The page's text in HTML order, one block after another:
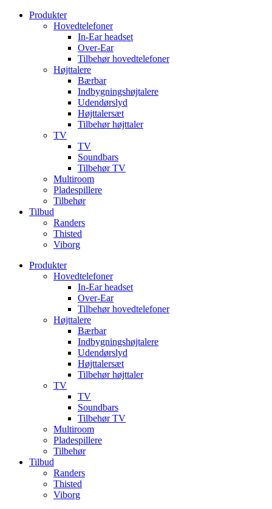
VidereProdukter
Hovedtelefoner
In-Ear headset
Over-Ear
Tilbehør hovedtelefoner
Højttalere
Bærbar
Indbygningshøjtalere
Udendørslyd
Højttalersæt
Tilbehør højttaler
TV
TV
Soundbars
Tilbehør TV
Multiroom
Pladespillere
Tilbehør
Tilbud
Randers
Thisted
Viborg
Produkter
Hovedtelefoner
In-Ear headset
Over-Ear
Tilbehør hovedtelefoner
Højttalere
Bærbar
Indbygningshøjtalere
Udendørslyd
Højttalersæt
Tilbehør højttaler
TV
TV
Soundbars
Tilbehør TV
Multiroom
Pladespillere
Tilbehør
Tilbud
Randers
Thisted
Viborg